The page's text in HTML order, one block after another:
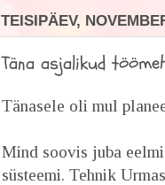
TEISIPÄEV,
Täna asjalikud
Tänasele oli mul
Mind soovis juba
süsteemi. Tehnik